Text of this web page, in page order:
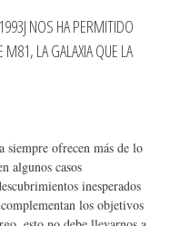
NOS HA PERMITIDO
LA GALAXIA QUE LA
siempre ofrecen más de lo
algunos casos
inesperados
los objetivos